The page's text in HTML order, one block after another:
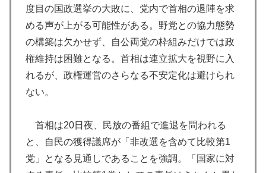
度目の国政選挙の大敗に、党内で首相の退陣を求
める声が上がる可能性がある。野党との協力態勢
の構築は欠かせず、自公両党の枠組みだけでは政
権維持は困難となる。首相は連立拡大を視野に入
れるが、政権運営のさらなる不安定化は避けられ
ない。
首相は20日夜、民放の番組で進退を問われる
と、自民の獲得議席が「非改選を含めて比較第1
党」となる見通しであることを強調。「国家に対